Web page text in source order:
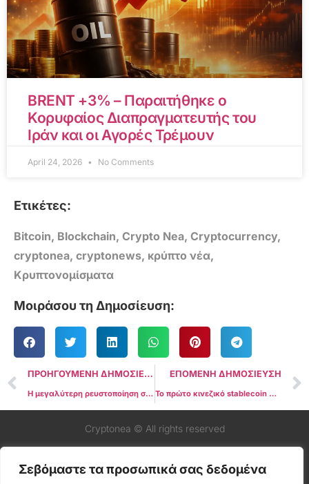
Σεβόμαστε τα προσωπικά σας δεδομένα
BRENT +3% – Παραιτήθηκε ο
Κορυφαίος Διαπραγματευτής του
Ιράν και οι Αγορές Τρέμουν
April 24, 2026 No Comments
Ετικέτες:
Bitcoin, Blockchain, Crypto Nea, Cryptocurrency,
cryptonea, cryptonews, κρύπτο νέα,
Κρυπτονομίσματα
Μοιράσου τη Δημοσίευση:
ΠΡΟΗΓΟΥΜΕΝΗ ΔΗΜΟΣΙΕΥΣΗ
Η μεγαλύτερη ρευστοποίηση σε longs του 2025: 5 πράγματα που πρέπει να δεις στο Bitcoin αυτή την εβδομάδα
ΕΠΟΜΕΝΗ ΔΗΜΟΣΙΕΥΣΗ
Το πρώτο κινεζικό stablecoin CNH κάνει το ντεμπούτο του, καθώς ο παγκόσμιος ανταγωνισμός εντείνεται
Cryptonea © All rights reserved